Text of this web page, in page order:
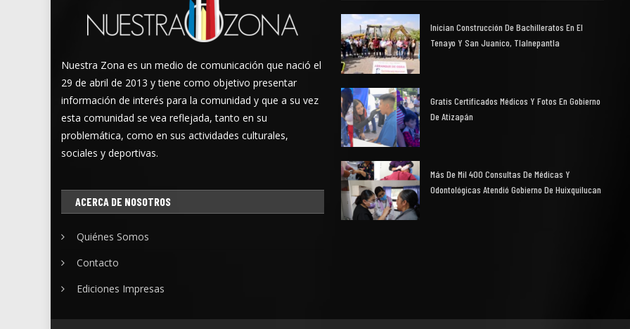
Nuestra Zona es un medio de comunicación que nació el
29 de abril de 2013 y tiene como objetivo presentar
información de interés para la comunidad y que a su vez
esta comunidad se vea reflejada, tanto en su
problemática, como en sus actividades culturales,
sociales y deportivas.
ACERCA DE NOSOTROS
Quiénes Somos
Contacto
Ediciones Impresas
Inician Construcción De Bachilleratos En El
Tenayo Y San Juanico, Tlalnepantla
Gratis Certificados Médicos Y Fotos En Gobierno
De Atizapán
Más De Mil 400 Consultas De Médicas Y
Odontológicas Atendió Gobierno De Huixquilucan